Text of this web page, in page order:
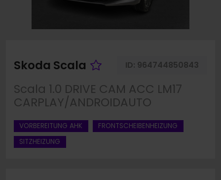
Skoda Scala Fahrzeug merken
ID: 964744850843
Scala 1.0 DRIVE CAM ACC LM17
CARPLAY/ANDROIDAUTO
VORBEREITUNG AHK
FRONTSCHEIBENHEIZUNG
SITZHEIZUNG